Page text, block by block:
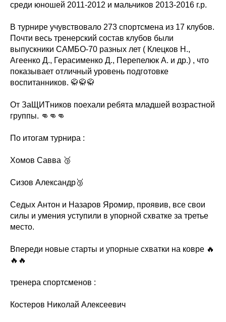
среди юношей 2011-2012 и мальчиков 2013-2016 г.р.
В турнире учувствовало 273 спортсмена из 17 клубов.
Почти весь тренерский состав клубов были
выпускники САМБО-70 разных лет ( Клецков Н.,
Агеенко Д., Герасименко Д., Перепелюк А. и др.) , что
показывает отличный уровень подготовке
воспитанников. 🥋🥋🥋
От ЗаЩИТников поехали ребята младшей возрастной
группы. 👊👊👊
По итогам турнира :
Хомов Савва 🥉
Сизов Александр🥉
Седых Антон и Назаров Яромир, проявив, все свои
силы и умения уступили в упорной схватке за третье
место.
Впереди новые старты и упорные схватки на ковре 🔥
🔥🔥
тренера спортсменов :
Костеров Николай Алексеевич